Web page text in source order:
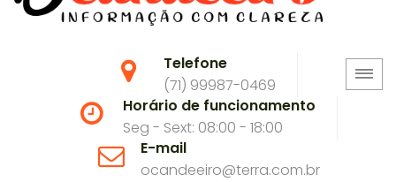
Telefone
(71) 99987-0469
Horário de funcionamento
Seg - Sext: 08:00 - 18:00
E-mail
ocandeeiro@terra.com.br